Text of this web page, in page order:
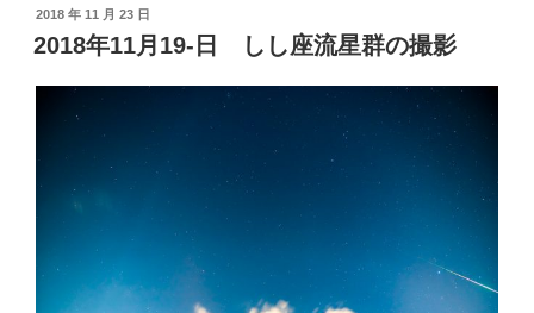
月
14
た
投
稿
日:
2018 年 11 月 23 日
2018年11月19-日 しし座流星群の撮影